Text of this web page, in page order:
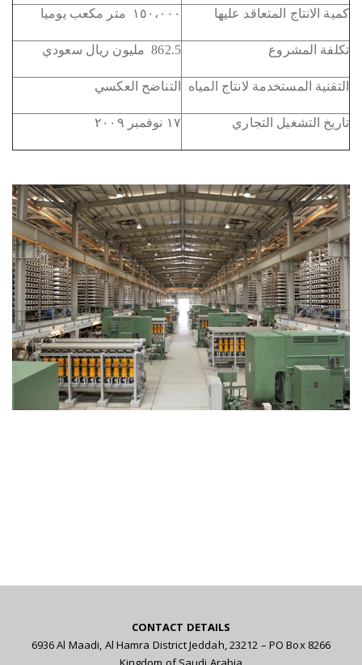
١٥٠،٠٠٠ متر مكعب يوميا كمية الانتاج المتعاقد عليها
862.5 مليون ريال سعودي تكلفة المشروع
التناضح العكسي التقنية المستخدمة لانتاج المياه
١٧ نوفمبر ٢٠٠٩ تاريخ التشغيل التجاري
CONTACT DETAILS
6936 Al Maadi, Al Hamra District Jeddah, 23212 – PO Box 8266